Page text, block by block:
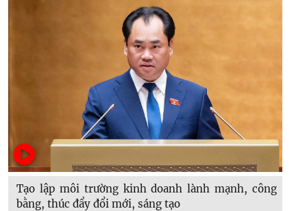
Tạo lập môi trường kinh doanh lành mạnh, công
bằng, thúc đẩy đổi mới, sáng tạo